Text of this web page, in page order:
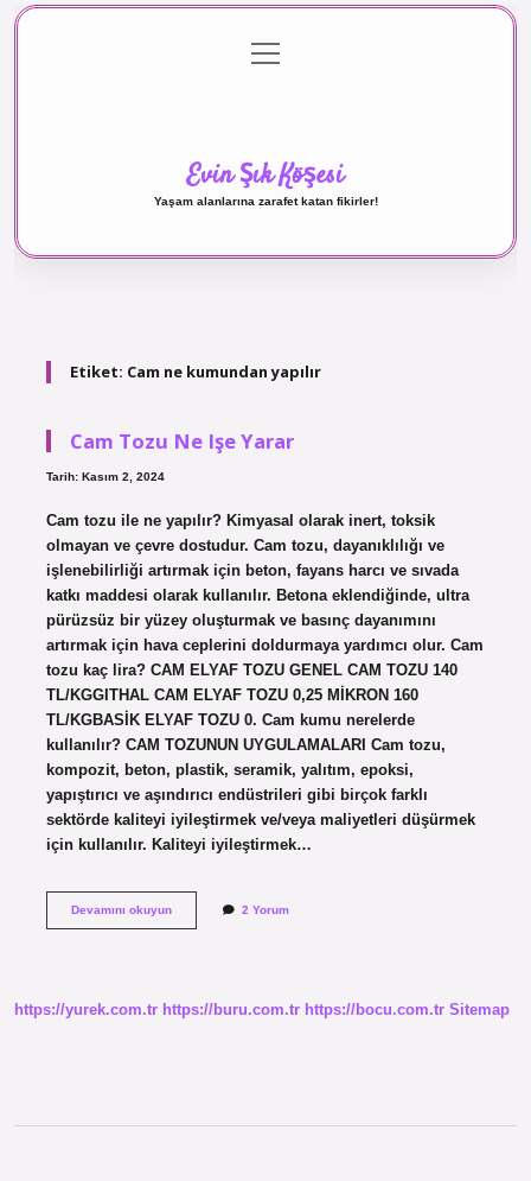
Gizlilik Politikası
menüyü
aç
Evin Şık Köşesi
Yaşam alanlarına zarafet katan fikirler!
Etiket: Cam ne kumundan yapılır
Cam Tozu Ne Işe Yarar
Tarih: Kasım 2, 2024
Cam tozu ile ne yapılır? Kimyasal olarak inert, toksik
olmayan ve çevre dostudur. Cam tozu, dayanıklılığı ve
işlenebilirliği artırmak için beton, fayans harcı ve sıvada
katkı maddesi olarak kullanılır. Betona eklendiğinde, ultra
pürüzsüz bir yüzey oluşturmak ve basınç dayanımını
artırmak için hava ceplerini doldurmaya yardımcı olur. Cam
tozu kaç lira? CAM ELYAF TOZU GENEL CAM TOZU 140
TL/KGGITHAL CAM ELYAF TOZU 0,25 MİKRON 160
TL/KGBASİK ELYAF TOZU 0. Cam kumu nerelerde
kullanılır? CAM TOZUNUN UYGULAMALARI Cam tozu,
kompozit, beton, plastik, seramik, yalıtım, epoksi,
yapıştırıcı ve aşındırıcı endüstrileri gibi birçok farklı
sektörde kaliteyi iyileştirmek ve/veya maliyetleri düşürmek
için kullanılır. Kaliteyi iyileştirmek…
Devamını okuyunCam
2 Yorum
https://yurek.com.tr https://buru.com.tr https://bocu.com.tr Sitemap